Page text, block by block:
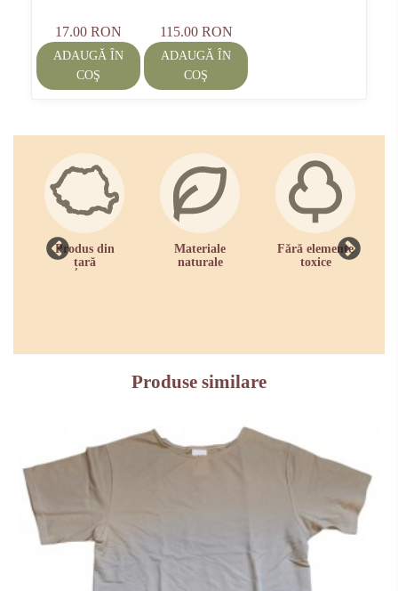
17.00 RON
ADAUGĂ ÎN
COŞ
115.00 RON
ADAUGĂ ÎN
COŞ
Produs din
țară
Materiale
naturale
Fără elemente
toxice
Produse similare